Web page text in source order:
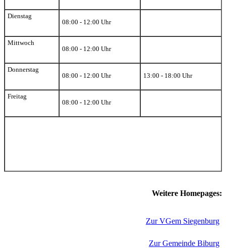
Dienstag
08:00 - 12:00 Uhr
Mittwoch
08:00 - 12:00 Uhr
Donnerstag
08:00 - 12:00 Uhr
13:00 - 18:00 Uhr
Freitag
08:00 - 12:00 Uhr
Weitere Homepages:
Zur VGem Siegenburg
Zur Gemeinde Biburg